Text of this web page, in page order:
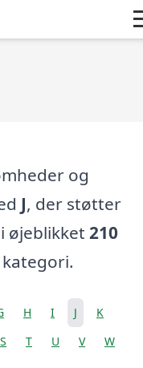
og
J, der støtter
øjeblikket 210
H I J
K
S T U V
W